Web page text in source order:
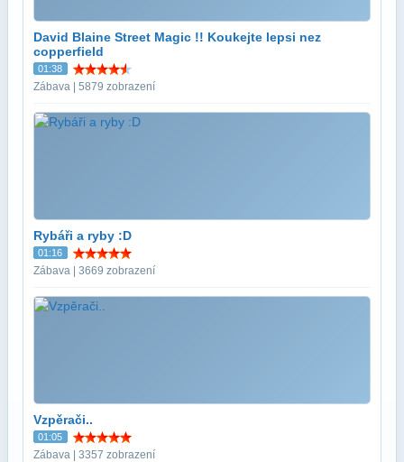
David Blaine Street Magic !! Koukejte lepsi nez
copperfield
01:38
Zábava | 5879 zobrazení
Rybáři a ryby :D
01:16
Zábava | 3669 zobrazení
Vzpěrači..
01:05
Zábava | 3357 zobrazení